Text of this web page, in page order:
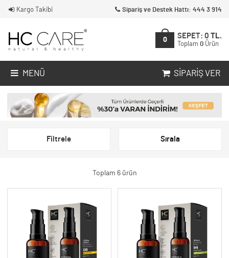
Kargo Takibi Sipariş ve Destek Hattı: 444 3 914
0
SEPET: 0 TL.
Toplam 0 Ürün
MENÜ SIPARIŞ VER
Filtrele Sırala
Toplam 6 ürün